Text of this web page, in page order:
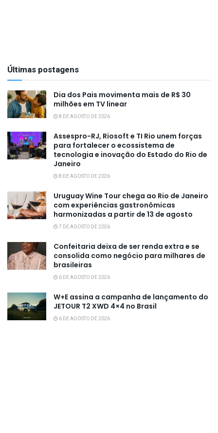
Últimas postagens
Dia dos Pais movimenta mais de R$ 30
milhões em TV linear
8 DE AGOSTO DE 2026
Assespro-RJ, Riosoft e TI Rio unem forças
para fortalecer o ecossistema de
tecnologia e inovação do Estado do Rio de
Janeiro
8 DE AGOSTO DE 2026
Uruguay Wine Tour chega ao Rio de Janeiro
com experiências gastronômicas
harmonizadas a partir de 13 de agosto
7 DE AGOSTO DE 2026
Confeitaria deixa de ser renda extra e se
consolida como negócio para milhares de
brasileiras
6 DE AGOSTO DE 2026
W+E assina a campanha de lançamento do
JETOUR T2 XWD 4×4 no Brasil
6 DE AGOSTO DE 2026